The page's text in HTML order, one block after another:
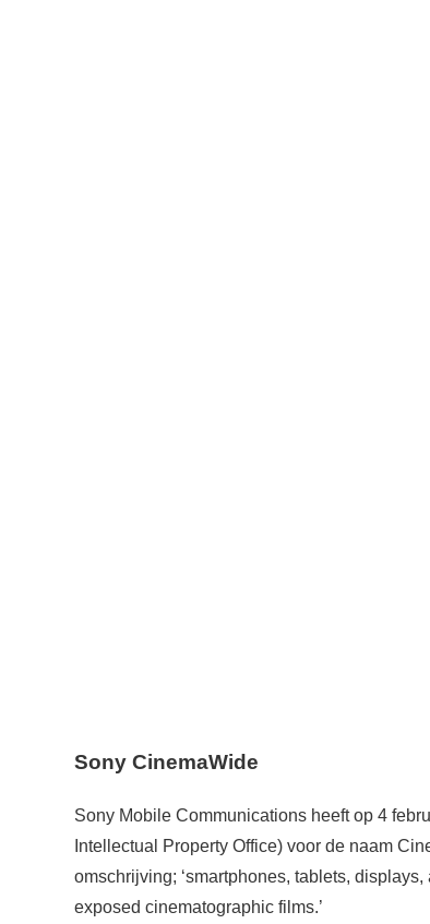
Sony CinemaWide
Sony Mobile Communications heeft op 4
Intellectual Property Office) voor de naam
omschrijving; ‘smartphones, tablets,
exposed cinematographic films.’